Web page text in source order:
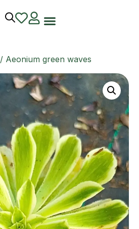
/ Aeonium green waves